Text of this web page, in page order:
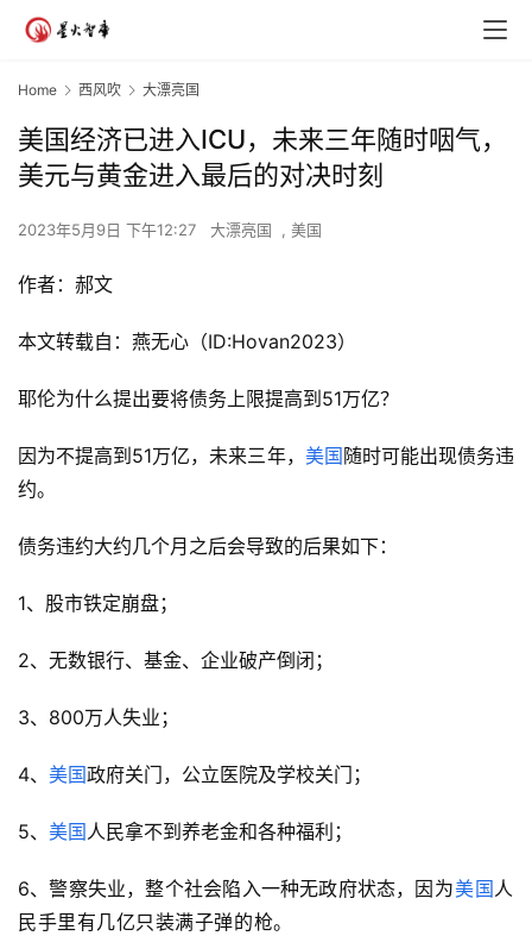
Home 西风吹 大漂亮国
美国经济已进入ICU，未来三年随时咽气，
美元与黄金进入最后的对决时刻
2023年5月9日 下午12:27 大漂亮国 , 美国
作者： 郝文
本文转载自：燕无心（ID:Hovan2023）
耶伦为什么提出要将债务上限提高到51万亿？
因为不提高到51万亿，未来三年， 美国 随时可能出现债务违
约。
债务违约大约几个月之后会导致的后果如下：
1、股市铁定崩盘；
2、无数银行、基金、企业破产倒闭；
3、800万人失业；
4、 美国政府关门，公立医院及学校关门；
5、 美国人民拿不到养老金和各种福利；
6、警察失业，整个社会陷入一种无政府状态， 因为美国人
民手里有几亿只装满子弹的枪。